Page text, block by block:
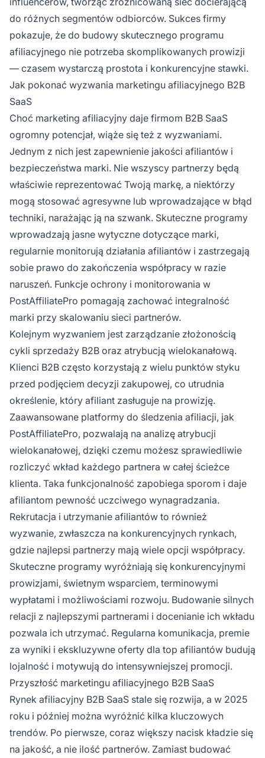
do różnych segmentów odbiorców. Sukces firmy
pokazuje, że do budowy skutecznego programu
afiliacyjnego nie potrzeba skomplikowanych prowizji
— czasem wystarczą prostota i konkurencyjne stawki.
Jak pokonać wyzwania marketingu afiliacyjnego B2B
SaaS
Choć marketing afiliacyjny daje firmom B2B SaaS
ogromny potencjał, wiąże się też z wyzwaniami.
Jednym z nich jest zapewnienie jakości afiliantów i
bezpieczeństwa marki. Nie wszyscy partnerzy będą
właściwie reprezentować Twoją markę, a niektórzy
mogą stosować agresywne lub wprowadzające w błąd
techniki, narażając ją na szwank. Skuteczne programy
wprowadzają jasne wytyczne dotyczące marki,
regularnie monitorują działania afiliantów i zastrzegają
sobie prawo do zakończenia współpracy w razie
naruszeń. Funkcje ochrony i monitorowania w
PostAffiliatePro pomagają zachować integralność
marki przy skalowaniu sieci partnerów.
Kolejnym wyzwaniem jest zarządzanie złożonością
cykli sprzedaży B2B oraz atrybucją wielokanałową.
Klienci B2B często korzystają z wielu punktów styku
przed podjęciem decyzji zakupowej, co utrudnia
określenie, który afiliant zasługuje na prowizję.
Zaawansowane platformy do śledzenia afiliacji, jak
PostAffiliatePro, pozwalają na analizę atrybucji
wielokanałowej, dzięki czemu możesz sprawiedliwie
rozliczyć wkład każdego partnera w całej ścieżce
klienta. Taka funkcjonalność zapobiega sporom i daje
afiliantom pewność uczciwego wynagradzania.
Rekrutacja i utrzymanie afiliantów to również
wyzwanie, zwłaszcza na konkurencyjnych rynkach,
gdzie najlepsi partnerzy mają wiele opcji współpracy.
Skuteczne programy wyróżniają się konkurencyjnymi
prowizjami, świetnym wsparciem, terminowymi
wypłatami i możliwościami rozwoju. Budowanie silnych
relacji z najlepszymi partnerami i docenianie ich wkładu
pozwala ich utrzymać. Regularna komunikacja, premie
za wyniki i ekskluzywne oferty dla top afiliantów budują
lojalność i motywują do intensywniejszej promocji.
Przyszłość marketingu afiliacyjnego B2B SaaS
Rynek afiliacyjny B2B SaaS stale się rozwija, a w 2025
roku i później można wyróżnić kilka kluczowych
trendów. Po pierwsze, coraz większy nacisk kładzie się
na jakość, a nie ilość partnerów. Zamiast budować